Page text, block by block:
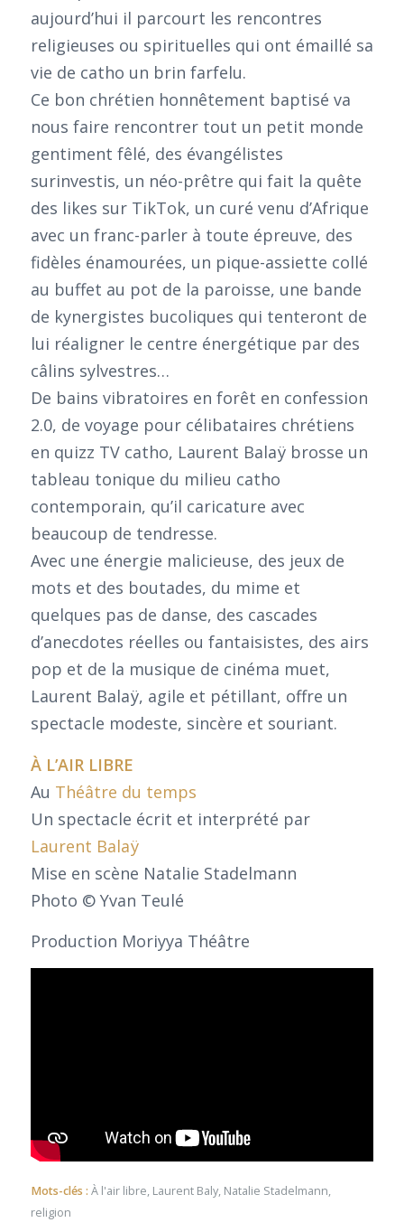
aujourd’hui il parcourt les rencontres
religieuses ou spirituelles qui ont émaillé sa
vie de catho un brin farfelu.
Ce bon chrétien honnêtement baptisé va
nous faire rencontrer tout un petit monde
gentiment fêlé, des évangélistes
surinvestis, un néo-prêtre qui fait la quête
des likes sur TikTok, un curé venu d’Afrique
avec un franc-parler à toute épreuve, des
fidèles énamourées, un pique-assiette collé
au buffet au pot de la paroisse, une bande
de kynergistes bucoliques qui tenteront de
lui réaligner le centre énergétique par des
câlins sylvestres…
De bains vibratoires en forêt en confession
2.0, de voyage pour célibataires chrétiens
en quizz TV catho, Laurent Balaÿ brosse un
tableau tonique du milieu catho
contemporain, qu’il caricature avec
beaucoup de tendresse.
Avec une énergie malicieuse, des jeux de
mots et des boutades, du mime et
quelques pas de danse, des cascades
d’anecdotes réelles ou fantaisistes, des airs
pop et de la musique de cinéma muet,
Laurent Balaÿ, agile et pétillant, offre un
spectacle modeste, sincère et souriant.
À L’AIR LIBRE
Au Théâtre du temps
Un spectacle écrit et interprété par
Laurent Balaÿ
Mise en scène Natalie Stadelmann
Photo © Yvan Teulé
Production Moriyya Théâtre
Mots-clés : À l'air libre, Laurent Baly, Natalie Stadelmann,
religion